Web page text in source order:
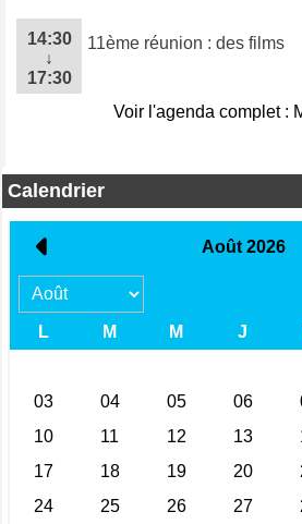
Calendrier
14:30
↓
17:30
11ème réunion : des films
Voir l'agenda complet :